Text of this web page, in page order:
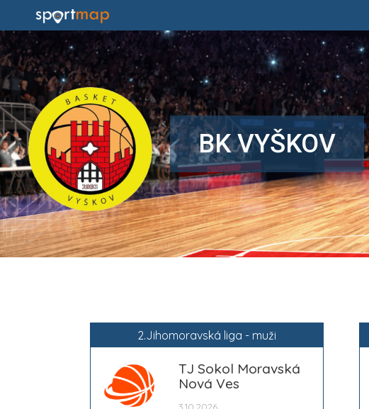
BK VYŠKOV
2.Jihomoravská liga - muži
TJ Sokol Moravská
Nová Ves